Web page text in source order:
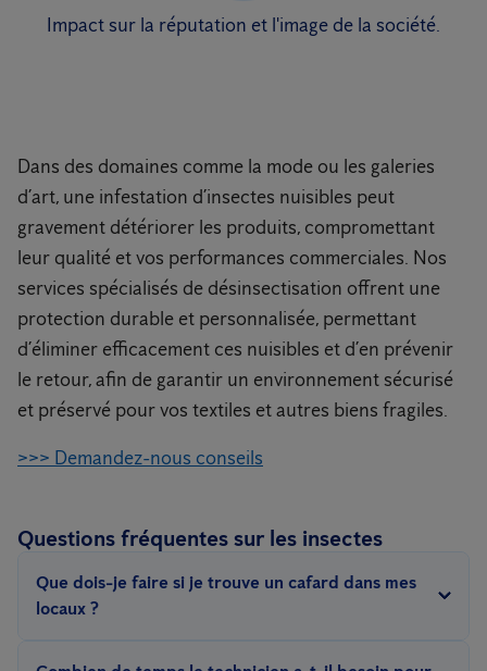
Impact sur la réputation et l'image de la société.
Dans des domaines comme la mode ou les galeries
d’art, une infestation d’insectes nuisibles peut
gravement détériorer les produits, compromettant
leur qualité et vos performances commerciales. Nos
services spécialisés de désinsectisation offrent une
protection durable et personnalisée, permettant
d’éliminer efficacement ces nuisibles et d’en prévenir
le retour, afin de garantir un environnement sécurisé
et préservé pour vos textiles et autres biens fragiles.
>>> Demandez-nous conseils
Questions fréquentes sur les insectes
Que dois-je faire si je trouve un cafard dans mes
locaux ?